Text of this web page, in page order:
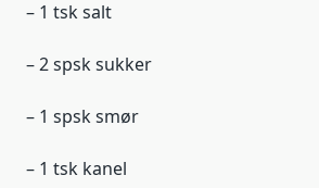
– 1 tsk salt
– 2 spsk sukker
– 1 spsk smør
– 1 tsk kanel